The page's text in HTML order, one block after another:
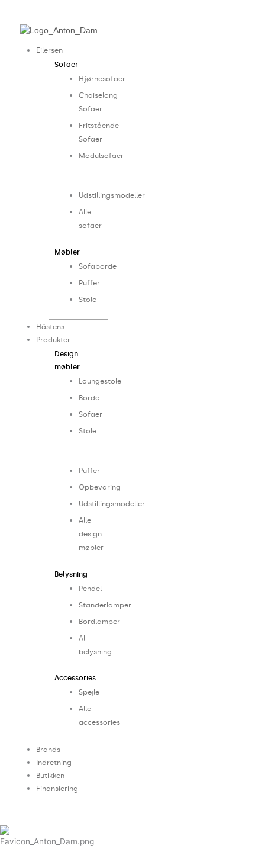
indholdet
Eilersen
Sofaer
Hjørnesofaer
Chaiselong
Sofaer
Fritstående
Sofaer
Modulsofaer
Udstillingsmodeller
Alle
sofaer
Møbler
Sofaborde
Puffer
Stole
Hästens
Produkter
Design
møbler
Loungestole
Borde
Sofaer
Stole
Puffer
Opbevaring
Udstillingsmodeller
Alle
design
møbler
Belysning
Pendel
Standerlamper
Bordlamper
Al
belysning
Accessories
Spejle
Alle
accessories
Brands
Indretning
Butikken
Finansiering